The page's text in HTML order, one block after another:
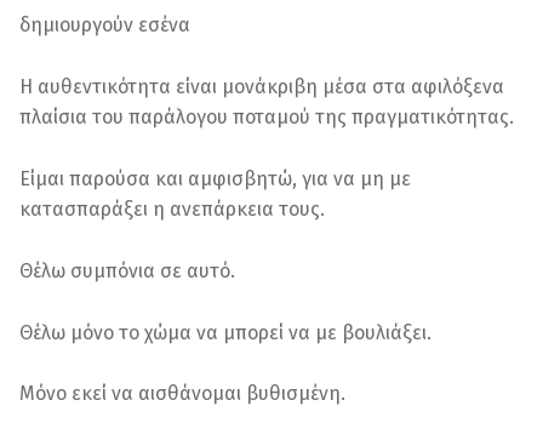
δημιουργούν εσένα
Η αυθεντικότητα είναι μονάκριβη μέσα στα αφιλόξενα
πλαίσια του παράλογου ποταμού της πραγματικότητας.
Είμαι παρούσα και αμφισβητώ, για να μη με
κατασπαράξει η ανεπάρκεια τους.
Θέλω συμπόνια σε αυτό.
Θέλω μόνο το χώμα να μπορεί να με βουλιάξει.
Μόνο εκεί να αισθάνομαι βυθισμένη.